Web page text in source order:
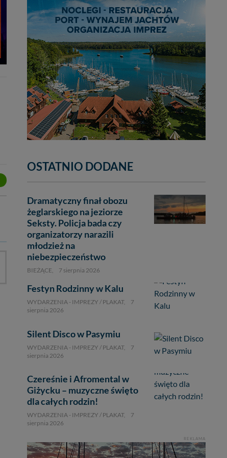
OSTATNIO DODANE
Dramatyczny finał obozu
żeglarskiego na jeziorze
Seksty. Policja bada czy
organizatorzy narazili
młodzież na
niebezpieczeństwo
BIEŻĄCE, 7 sierpnia 2026
Festyn Rodzinny w Kalu
WYDARZENIA - IMPREZY / PLAKAT,
7
sierpnia 2026
Silent Disco w Pasymiu
WYDARZENIA - IMPREZY / PLAKAT,
7
sierpnia 2026
Czereśnie i Afromental w
Giżycku – muzyczne święto
dla całych rodzin!
WYDARZENIA - IMPREZY / PLAKAT,
7
sierpnia 2026
REKLAMA